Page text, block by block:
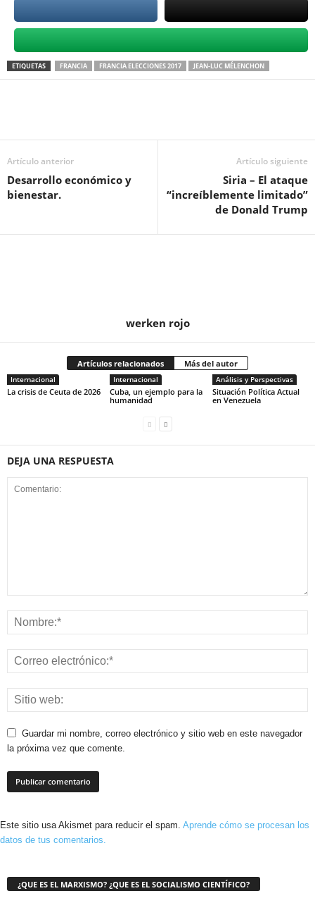
ETIQUETAS FRANCIA FRANCIA ELECCIONES 2017 JEAN-LUC MÉLENCHON
Artículo anterior
Desarrollo económico y
bienestar.
Artículo siguiente
Siria – El ataque
“increíblemente limitado”
de Donald Trump
werken rojo
Artículos relacionados Más del autor
Internacional
La crisis de Ceuta de 2026
Internacional
Cuba, un ejemplo para la
humanidad
Análisis y Perspectivas
Situación Política Actual
en Venezuela
DEJA UNA RESPUESTA
Guardar mi nombre, correo electrónico y sitio web en este navegador
la próxima vez que comente.
Este sitio usa Akismet para reducir el spam. Aprende cómo se procesan los
datos de tus comentarios.
¿QUE ES EL MARXISMO? ¿QUE ES EL SOCIALISMO CIENTÍFICO?